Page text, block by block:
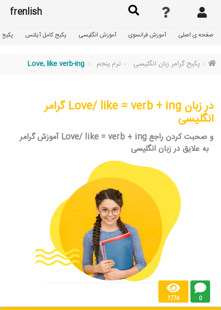
frenlish
صفحه ی اصلی آموزش فرانسوی آموزش انگلیسی پکیج کامل آیلتس پکیج
پکیج گرامر زبان انگلیسی ترم پنجم Love, like verb-ing
گرامر Love/ like = verb + ing در زبان
انگلیسی
آموزش گرامر Love/ like = verb + ing و صحبت کردن راجع
به علایق در زبان انگلیسی
1774 0